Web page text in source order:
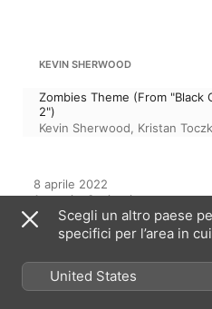
KEVIN SHERWOOD
Zombies Theme (From "Black
2")
Kevin Sherwood, Kristan
8 aprile 2022
1 traccia, 3 minuti
℗ 2022 Leaf Music Distribution
Leaf Music Distribution
Scegli un altro paese
specifici per l’area in
United States